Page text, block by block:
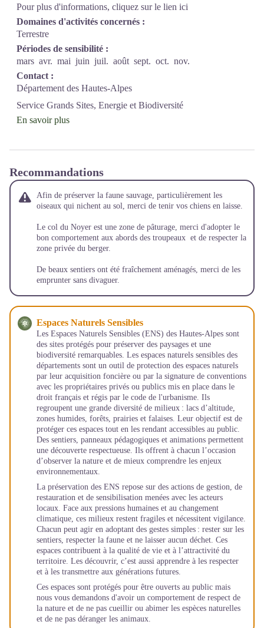
Pour plus d'informations, cliquez sur le lien ici
Domaines d'activités concernés :
Terrestre
Périodes de sensibilité :
mars avr. mai juin juil. août sept. oct. nov.
Contact :
Département des Hautes-Alpes
Service Grands Sites, Energie et Biodiversité
En savoir plus
Recommandations
Afin de préserver la faune sauvage, particulièrement les
oiseaux qui nichent au sol, merci de tenir vos chiens en laisse.
Le col du Noyer est une zone de pâturage, merci d'adopter le
bon comportement aux abords des troupeaux et de respecter la
zone privée du berger.
De beaux sentiers ont été fraîchement aménagés, merci de les
emprunter sans divaguer.
Espaces Naturels Sensibles
Les Espaces Naturels Sensibles (ENS) des Hautes-Alpes sont
des sites protégés pour préserver des paysages et une
biodiversité remarquables. Les espaces naturels sensibles des
départements sont un outil de protection des espaces naturels
par leur acquisition foncière ou par la signature de conventions
avec les propriétaires privés ou publics mis en place dans le
droit français et régis par le code de l'urbanisme. Ils
regroupent une grande diversité de milieux : lacs d’altitude,
zones humides, forêts, prairies et falaises. Leur objectif est de
protéger ces espaces tout en les rendant accessibles au public.
Des sentiers, panneaux pédagogiques et animations permettent
une découverte respectueuse. Ils offrent à chacun l’occasion
d’observer la nature et de mieux comprendre les enjeux
environnementaux.
La préservation des ENS repose sur des actions de gestion, de
restauration et de sensibilisation menées avec les acteurs
locaux. Face aux pressions humaines et au changement
climatique, ces milieux restent fragiles et nécessitent vigilance.
Chacun peut agir en adoptant des gestes simples : rester sur les
sentiers, respecter la faune et ne laisser aucun déchet. Ces
espaces contribuent à la qualité de vie et à l’attractivité du
territoire. Les découvrir, c’est aussi apprendre à les respecter
et à les transmettre aux générations futures.
Ces espaces sont protégés pour être ouverts au public mais
nous vous demandons d'avoir un comportement de respect de
la nature et de ne pas cueillir ou abimer les espèces naturelles
et de ne pas déranger les animaux.